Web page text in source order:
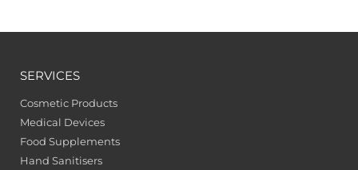
SERVICES
Cosmetic Products
Medical Devices
Food Supplements
Hand Sanitisers